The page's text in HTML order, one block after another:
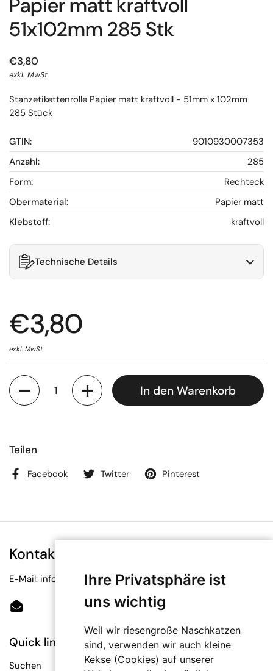
Ihre Privatsphäre ist
uns wichtig
Weil wir riesengroße Naschkatzen
sind, verwenden wir auch kleine
Kekse (Cookies) auf unserer
Papier matt kraftvoll
51x102mm 285 Stk
€3,80
exkl. MwSt.
Stanzetikettenrolle Papier matt kraftvoll - 51mm x 102mm
285 Stück
GTIN:
9010930007353
Anzahl:
285
Form:
Rechteck
Obermaterial:
Papier matt
Klebstoff:
kraftvoll
Technische Details
€3,80
exkl. MwSt.
Anzahl
In den Warenkorb
Teilen
Facebook Twitter Pinterest
Kontakt
E-Mail: info@bioetiketten.at
Email
Quick links
Suchen